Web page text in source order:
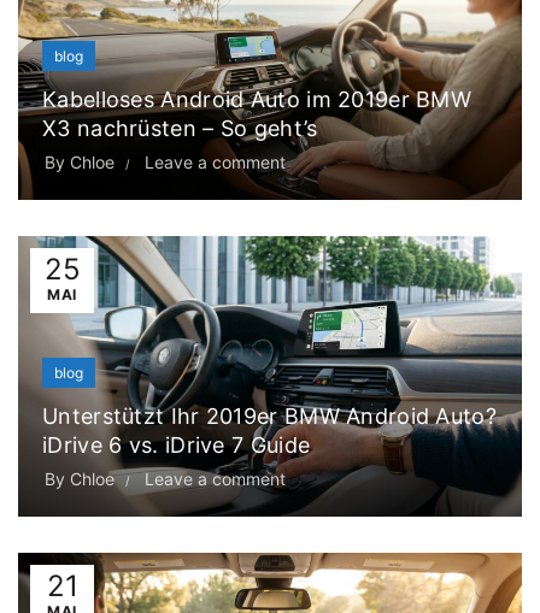
blog
Kabelloses Android Auto im 2019er BMW
X3 nachrüsten – So geht’s
By Chloe Leave a comment
25
MAI
blog
Unterstützt Ihr 2019er BMW Android Auto?
iDrive 6 vs. iDrive 7 Guide
By Chloe Leave a comment
21